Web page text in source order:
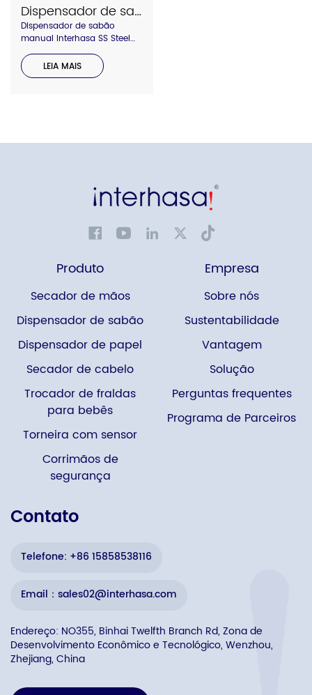
Dispensador de sabão manual Interhasa SS Steel F7019
Dispensador de sabão
manual Interhasa SS Steel
F7019
LEIA MAIS
Produto
Secador de mãos
Dispensador de sabão
Dispensador de papel
Secador de cabelo
Trocador de fraldas
para bebês
Torneira com sensor
Corrimãos de
segurança
Empresa
Sobre nós
Sustentabilidade
Vantagem
Solução
Perguntas frequentes
Programa de Parceiros
Contato
Telefone: +86 15858538116
Email：sales02@interhasa.com
Endereço: NO355, Binhai Twelfth Branch Rd, Zona de
Desenvolvimento Econômico e Tecnológico, Wenzhou,
Zhejiang, China